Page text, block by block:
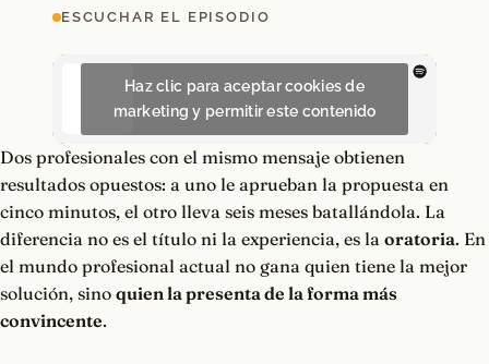
ESCUCHAR EL EPISODIO
Haz clic para aceptar cookies de
marketing y permitir este contenido
Dos profesionales con el mismo mensaje obtienen
resultados opuestos: a uno le aprueban la propuesta en
cinco minutos, el otro lleva seis meses batallándola. La
diferencia no es el título ni la experiencia, es la oratoria. En
el mundo profesional actual no gana quien tiene la mejor
solución, sino quien la presenta de la forma más
convincente.